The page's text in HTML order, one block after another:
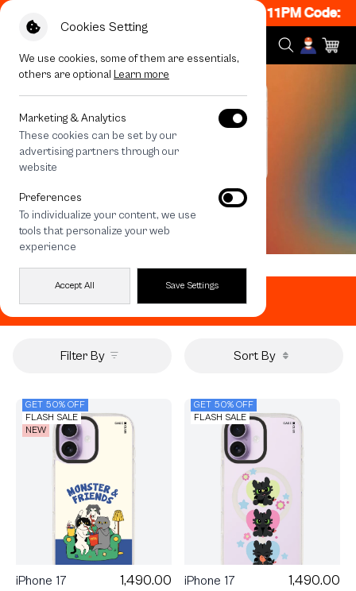
Cookies Setting
We use cookies, some of them are essentials,
others are optional Learn more
Marketing & Analytics
These cookies can be set by our
advertising partners through our
website
Preferences
To individualize your content, we use
tools that personalize your web
experience
Accept All Save Settings
Get 50% off When Shop 1 Item, 8PM - 11PM Code:
Home All Products iPhone 17
iPhone 17
Filter By Sort By
GET 50% OFF
FLASH SALE
NEW
iPhone 17
1,490.00
GET 50% OFF
FLASH SALE
iPhone 17
1,490.00